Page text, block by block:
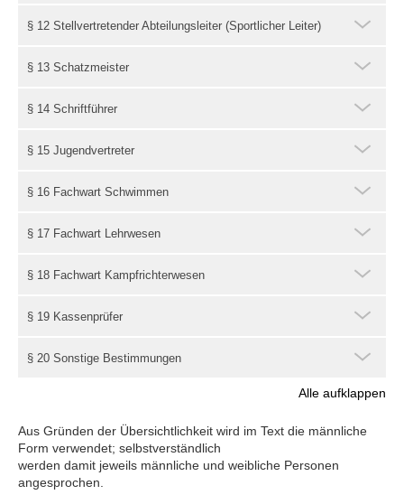
§ 12 Stellvertretender Abteilungsleiter (Sportlicher Leiter)
§ 13 Schatzmeister
§ 14 Schriftführer
§ 15 Jugendvertreter
§ 16 Fachwart Schwimmen
§ 17 Fachwart Lehrwesen
§ 18 Fachwart Kampfrichterwesen
§ 19 Kassenprüfer
§ 20 Sonstige Bestimmungen
Alle aufklappen
Aus Gründen der Übersichtlichkeit wird im Text die männliche
Form verwendet; selbstverständlich
werden damit jeweils männliche und weibliche Personen
angesprochen.